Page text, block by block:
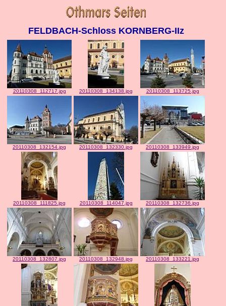
FELDBACH-Schloss KORNBERG-IIz
20110308_112717.jpg 20110308_134138.jpg 20110308_113725.jpg
20110308_132154.jpg 20110308_132330.jpg 20110308_133949.jpg
20110308_111825.jpg 20110308_114047.jpg 20110308_132736.jpg
20110308_132807.jpg 20110308_132948.jpg 20110308_133221.jpg